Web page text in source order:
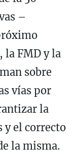
–
la FMD y la
sobre
vías por
la
y el correcto
la misma.